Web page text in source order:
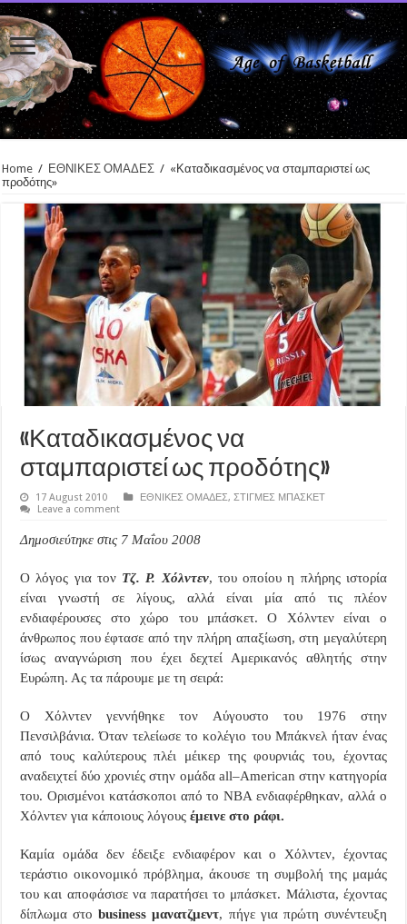
Home / ΕΘΝΙΚΕΣ ΟΜΑΔΕΣ / «Καταδικασμένος να σταμπαριστεί ως
προδότης»
«Καταδικασμένος να
σταμπαριστεί ως προδότης»
17 August 2010 ΕΘΝΙΚΕΣ ΟΜΑΔΕΣ,ΣΤΙΓΜΕΣ ΜΠΑΣΚΕΤ
Leave a comment
Δημοσιεύτηκε στις 7 Μαΐου 2008
Ο λόγος για τον Τζ. Ρ. Χόλντεν, του οποίου η πλήρης ιστορία
είναι γνωστή σε λίγους, αλλά είναι μία από τις πλέον
ενδιαφέρουσες στο χώρο του μπάσκετ. Ο Χόλντεν είναι ο
άνθρωπος που έφτασε από την πλήρη απαξίωση, στη μεγαλύτερη
ίσως αναγνώριση που έχει δεχτεί Αμερικανός αθλητής στην
Ευρώπη. Ας τα πάρουμε με τη σειρά:
Ο Χόλντεν γεννήθηκε τον Αύγουστο του 1976 στην
Πενσιλβάνια. Όταν τελείωσε το κολέγιο του Μπάκνελ ήταν ένας
από τους καλύτερους πλέι μέικερ της φουρνιάς του, έχοντας
αναδειχτεί δύο χρονιές στην ομάδα all–American στην κατηγορία
του. Ορισμένοι κατάσκοποι από τοNBA ενδιαφέρθηκαν, αλλά ο
Χόλντεν για κάποιους λόγουςέμεινε στο ράφι.
Καμία ομάδα δεν έδειξε ενδιαφέρον και ο Χόλντεν, έχοντας
τεράστιο οικονομικό πρόβλημα, άκουσε τη συμβολή της μαμάς
του και αποφάσισε να παρατήσει το μπάσκετ. Μάλιστα, έχοντας
δίπλωμα στοbusiness μανατζμεντ, πήγε για πρώτη συνέντευξη